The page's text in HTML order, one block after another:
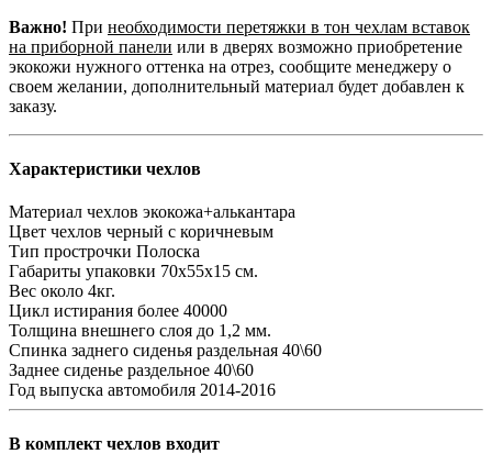
Важно! При необходимости перетяжки в тон чехлам вставок
на приборной панели или в дверях возможно приобретение
экокожи нужного оттенка на отрез, сообщите менеджеру о
своем желании, дополнительный материал будет добавлен к
заказу.
Характеристики чехлов
Материал чехлов экокожа+алькантара
Цвет чехлов черный с коричневым
Тип прострочки Полоска
Габариты упаковки 70х55х15 см.
Вес около 4кг.
Цикл истирания более 40000
Толщина внешнего слоя до 1,2 мм.
Спинка заднего сиденья раздельная 40\60
Заднее сиденье раздельное 40\60
Год выпуска автомобиля 2014-2016
В комплект чехлов входит